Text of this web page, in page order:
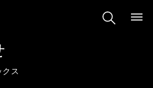
クス